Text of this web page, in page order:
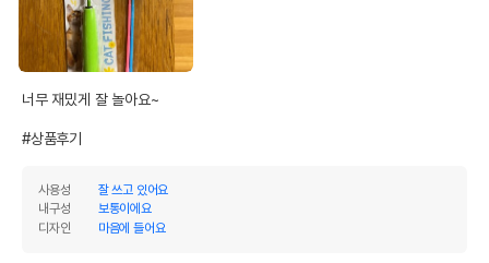
너무 재밌게 잘 놀아요~
#상품후기
사용성
잘 쓰고 있어요
내구성
보통이에요
디자인
마음에 들어요